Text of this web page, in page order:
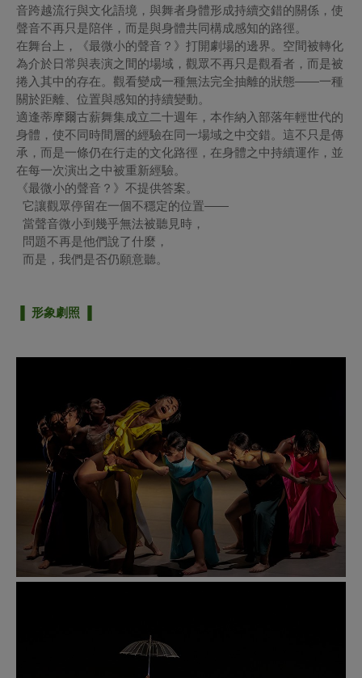
音跨越流行與文化語境，與舞者身體形成持續交錯的關係，使
聲音不再只是陪伴，而是與身體共同構成感知的路徑。
在舞台上，《最微小的聲音？》打開劇場的邊界。空間被轉化
為介於日常與表演之間的場域，觀眾不再只是觀看者，而是被
捲入其中的存在。觀看變成一種無法完全抽離的狀態——一種
關於距離、位置與感知的持續變動。
適逢蒂摩爾古薪舞集成立二十週年，本作納入部落年輕世代的
身體，使不同時間層的經驗在同一場域之中交錯。這不只是傳
承，而是一條仍在行走的文化路徑，在身體之中持續運作，並
在每一次演出之中被重新經驗。
《最微小的聲音？》不提供答案。
它讓觀眾停留在一個不穩定的位置——
當聲音微小到幾乎無法被聽見時，
問題不再是他們說了什麼，
而是，我們是否仍願意聽。
▐ 形象劇照 ▐